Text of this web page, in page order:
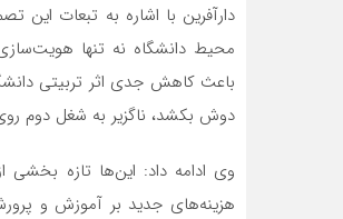
محیط دانشگاه نه تنها
باعث کاهش جدی اثر تربیتی
دوش بکشد، ناگزیر به شغل دوم
وی ادامه داد: این‌ها تازه
هزینه‌های جدید بر آموزش و